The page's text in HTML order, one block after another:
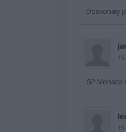
Doskonały
GP Monaco